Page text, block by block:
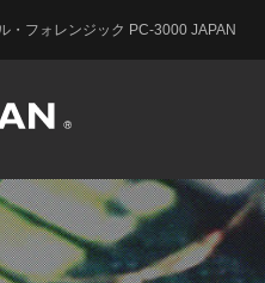
・フォレンジック PC-3000 JAPAN